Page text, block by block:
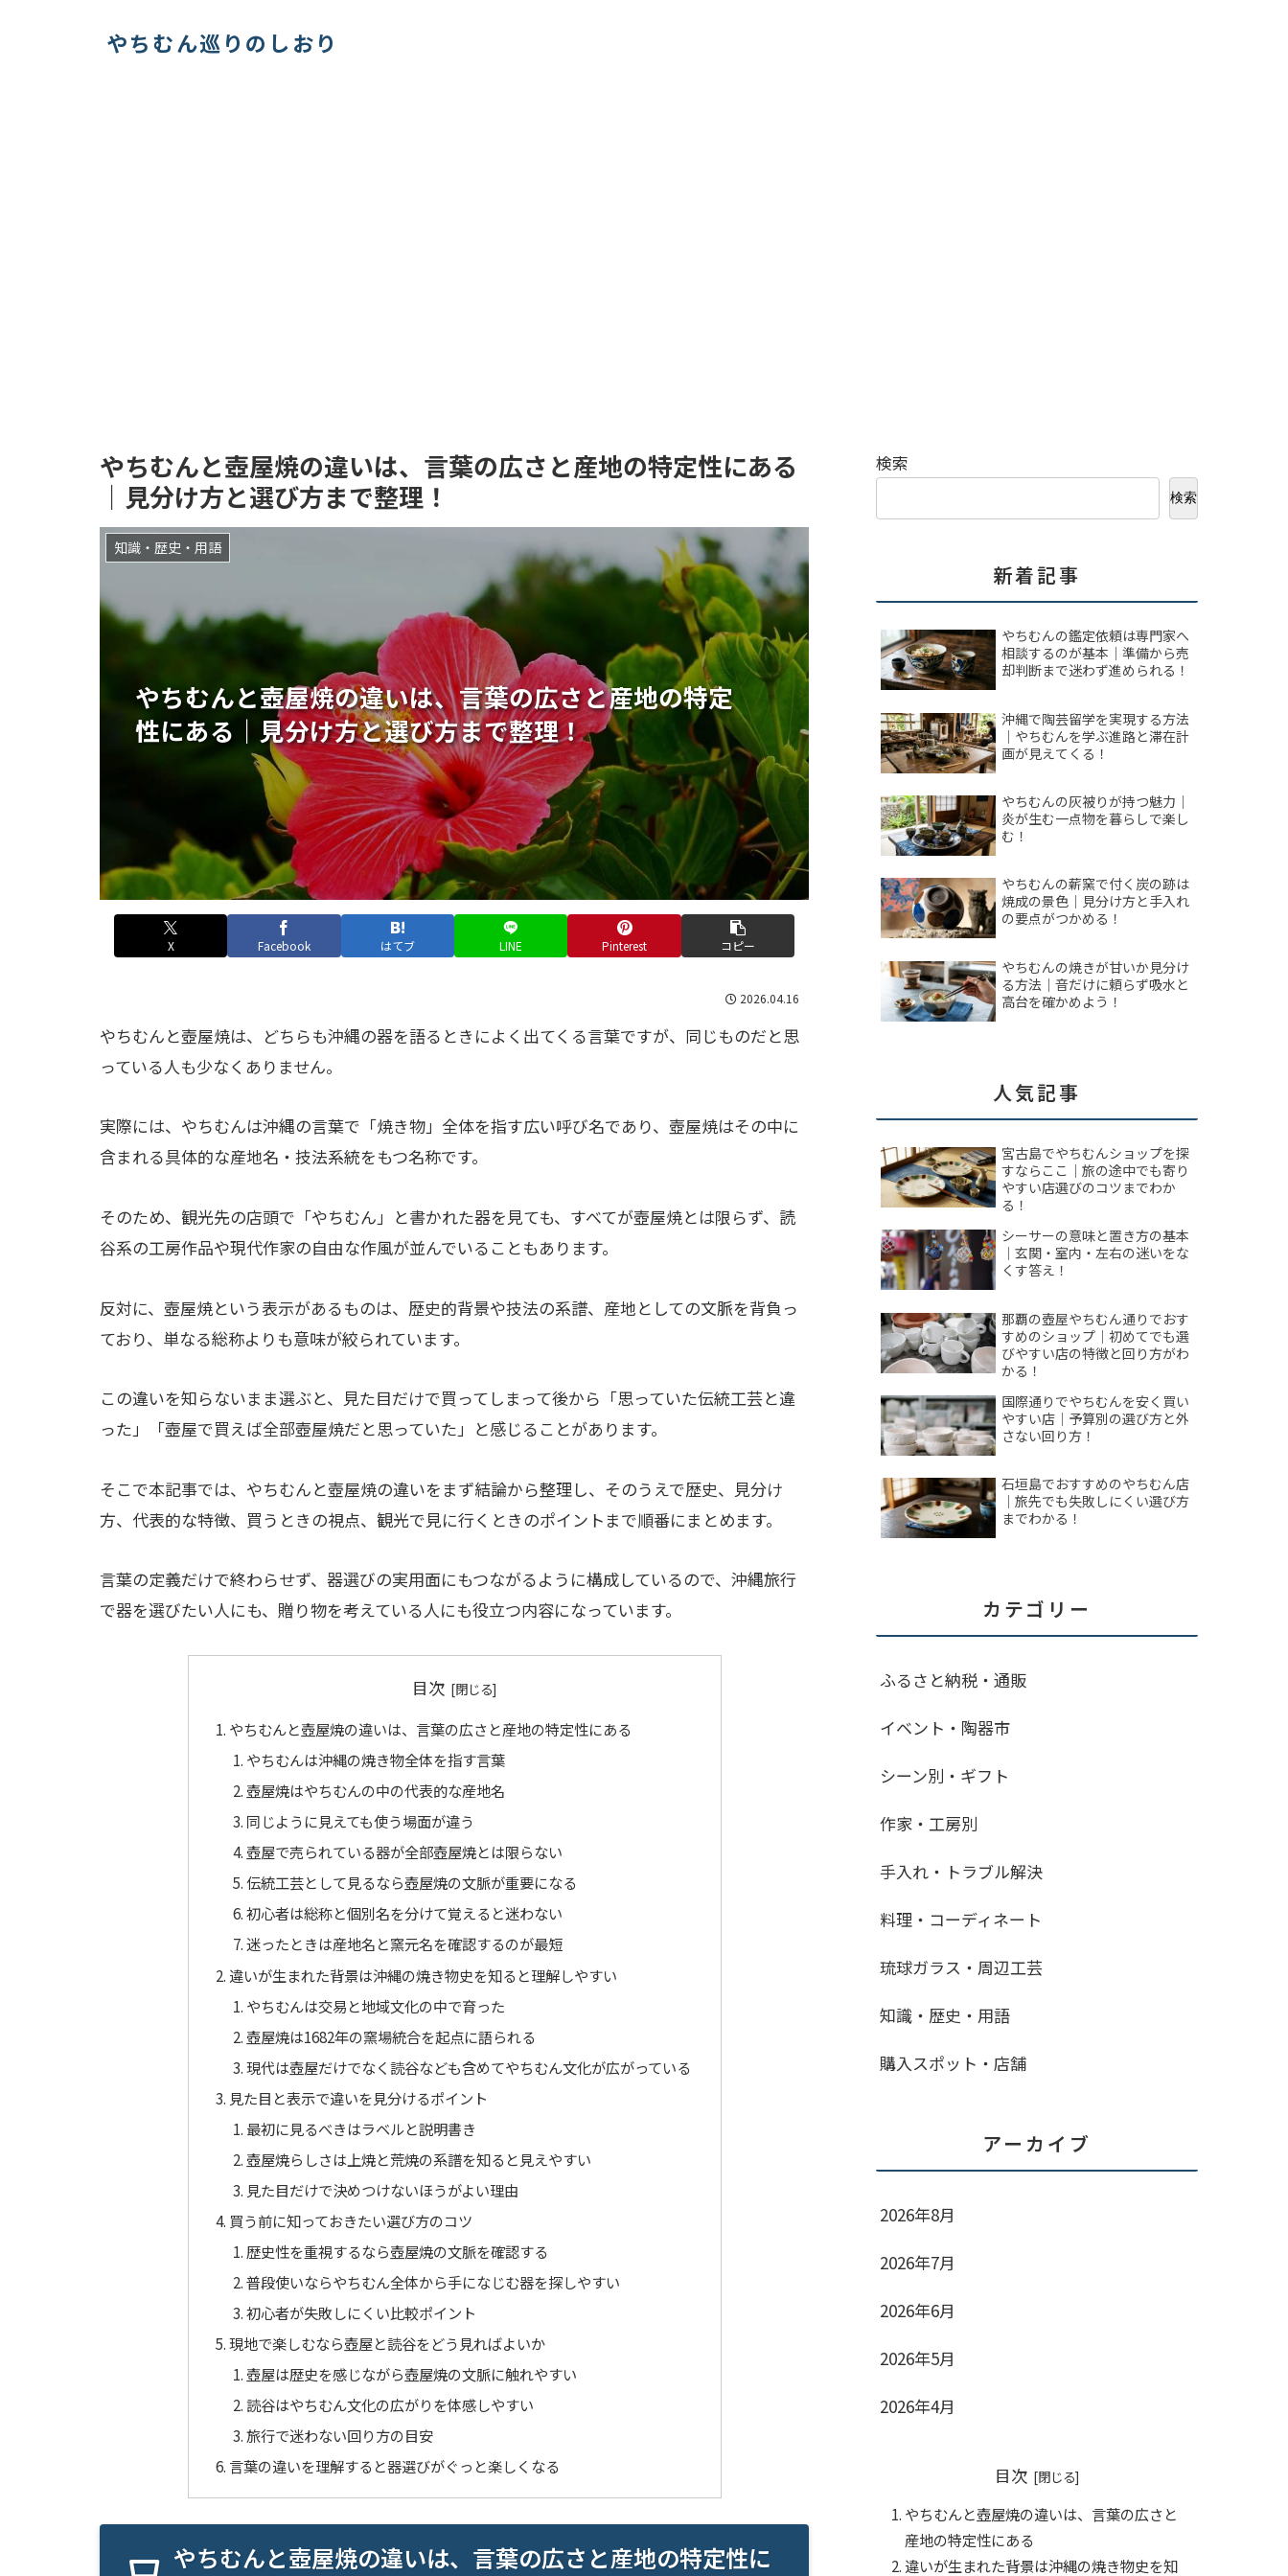
やちむん巡りのしおり
やちむんと壺屋焼の違いは、言葉の広さと産地の特定性にある
｜見分け方と選び方まで整理！
やちむんと壺屋焼の違いは、言葉の広さと産地の特定
性にある｜見分け方と選び方まで整理！
知識・歴史・用語
X Facebook はてブ LINE Pinterest コピー
2026.04.16
やちむんと壺屋焼は、どちらも沖縄の器を語るときによく出てくる言葉ですが、同じものだと思
っている人も少なくありません。
実際には、やちむんは沖縄の言葉で「焼き物」全体を指す広い呼び名であり、壺屋焼はその中に
含まれる具体的な産地名・技法系統をもつ名称です。
そのため、観光先の店頭で「やちむん」と書かれた器を見ても、すべてが壺屋焼とは限らず、読
谷系の工房作品や現代作家の自由な作風が並んでいることもあります。
反対に、壺屋焼という表示があるものは、歴史的背景や技法の系譜、産地としての文脈を背負っ
ており、単なる総称よりも意味が絞られています。
この違いを知らないまま選ぶと、見た目だけで買ってしまって後から「思っていた伝統工芸と違
った」「壺屋で買えば全部壺屋焼だと思っていた」と感じることがあります。
そこで本記事では、やちむんと壺屋焼の違いをまず結論から整理し、そのうえで歴史、見分け
方、代表的な特徴、買うときの視点、観光で見に行くときのポイントまで順番にまとめます。
言葉の定義だけで終わらせず、器選びの実用面にもつながるように構成しているので、沖縄旅行
で器を選びたい人にも、贈り物を考えている人にも役立つ内容になっています。
目次
やちむんと壺屋焼の違いは、言葉の広さと産地の特定性にある
やちむんは沖縄の焼き物全体を指す言葉
壺屋焼はやちむんの中の代表的な産地名
同じように見えても使う場面が違う
壺屋で売られている器が全部壺屋焼とは限らない
伝統工芸として見るなら壺屋焼の文脈が重要になる
初心者は総称と個別名を分けて覚えると迷わない
迷ったときは産地名と窯元名を確認するのが最短
違いが生まれた背景は沖縄の焼き物史を知ると理解しやすい
やちむんは交易と地域文化の中で育った
壺屋焼は1682年の窯場統合を起点に語られる
現代は壺屋だけでなく読谷なども含めてやちむん文化が広がっている
見た目と表示で違いを見分けるポイント
最初に見るべきはラベルと説明書き
壺屋焼らしさは上焼と荒焼の系譜を知ると見えやすい
見た目だけで決めつけないほうがよい理由
買う前に知っておきたい選び方のコツ
歴史性を重視するなら壺屋焼の文脈を確認する
普段使いならやちむん全体から手になじむ器を探しやすい
初心者が失敗しにくい比較ポイント
現地で楽しむなら壺屋と読谷をどう見ればよいか
壺屋は歴史を感じながら壺屋焼の文脈に触れやすい
読谷はやちむん文化の広がりを体感しやすい
旅行で迷わない回り方の目安
言葉の違いを理解すると器選びがぐっと楽しくなる
やちむんと壺屋焼の違いは、言葉の広さと産地の特定性に
検索
検索
新着記事
やちむんの鑑定依頼は専門家へ
相談するのが基本｜準備から売
却判断まで迷わず進められる！
沖縄で陶芸留学を実現する方法
｜やちむんを学ぶ進路と滞在計
画が見えてくる！
やちむんの灰被りが持つ魅力｜
炎が生む一点物を暮らしで楽し
む！
やちむんの薪窯で付く炭の跡は
焼成の景色｜見分け方と手入れ
の要点がつかめる！
やちむんの焼きが甘いか見分け
る方法｜音だけに頼らず吸水と
高台を確かめよう！
人気記事
宮古島でやちむんショップを探
すならここ｜旅の途中でも寄り
やすい店選びのコツまでわか
る！
シーサーの意味と置き方の基本
｜玄関・室内・左右の迷いをな
くす答え！
那覇の壺屋やちむん通りでおす
すめのショップ｜初めてでも選
びやすい店の特徴と回り方がわ
かる！
国際通りでやちむんを安く買い
やすい店｜予算別の選び方と外
さない回り方！
石垣島でおすすめのやちむん店
｜旅先でも失敗しにくい選び方
までわかる！
カテゴリー
ふるさと納税・通販
イベント・陶器市
シーン別・ギフト
作家・工房別
手入れ・トラブル解決
料理・コーディネート
琉球ガラス・周辺工芸
知識・歴史・用語
購入スポット・店舗
アーカイブ
2026年8月
2026年7月
2026年6月
2026年5月
2026年4月
目次
やちむんと壺屋焼の違いは、言葉の広さと
産地の特定性にある
違いが生まれた背景は沖縄の焼き物史を知